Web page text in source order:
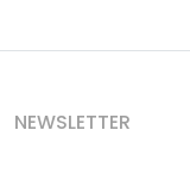
NEWSLETTER